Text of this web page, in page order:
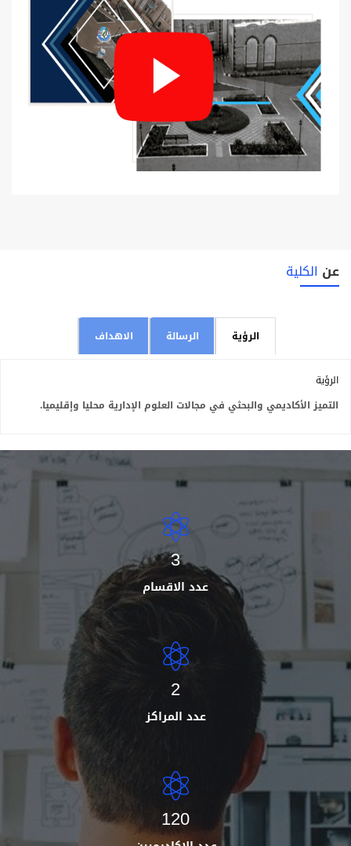
عن الكلية
الرؤية الرسالة الاهداف
الرؤية
التميز الأكاديمي والبحثي في مجالات العلوم الإدارية محليا وإقليميا.
3
عدد الاقسام
2
عدد المراكز
120